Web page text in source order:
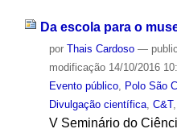
Da escola para o
por Thais Cardoso —
modificação14/10/2016
Evento público, Polo São
Divulgação científica, C&T,
V Seminário do